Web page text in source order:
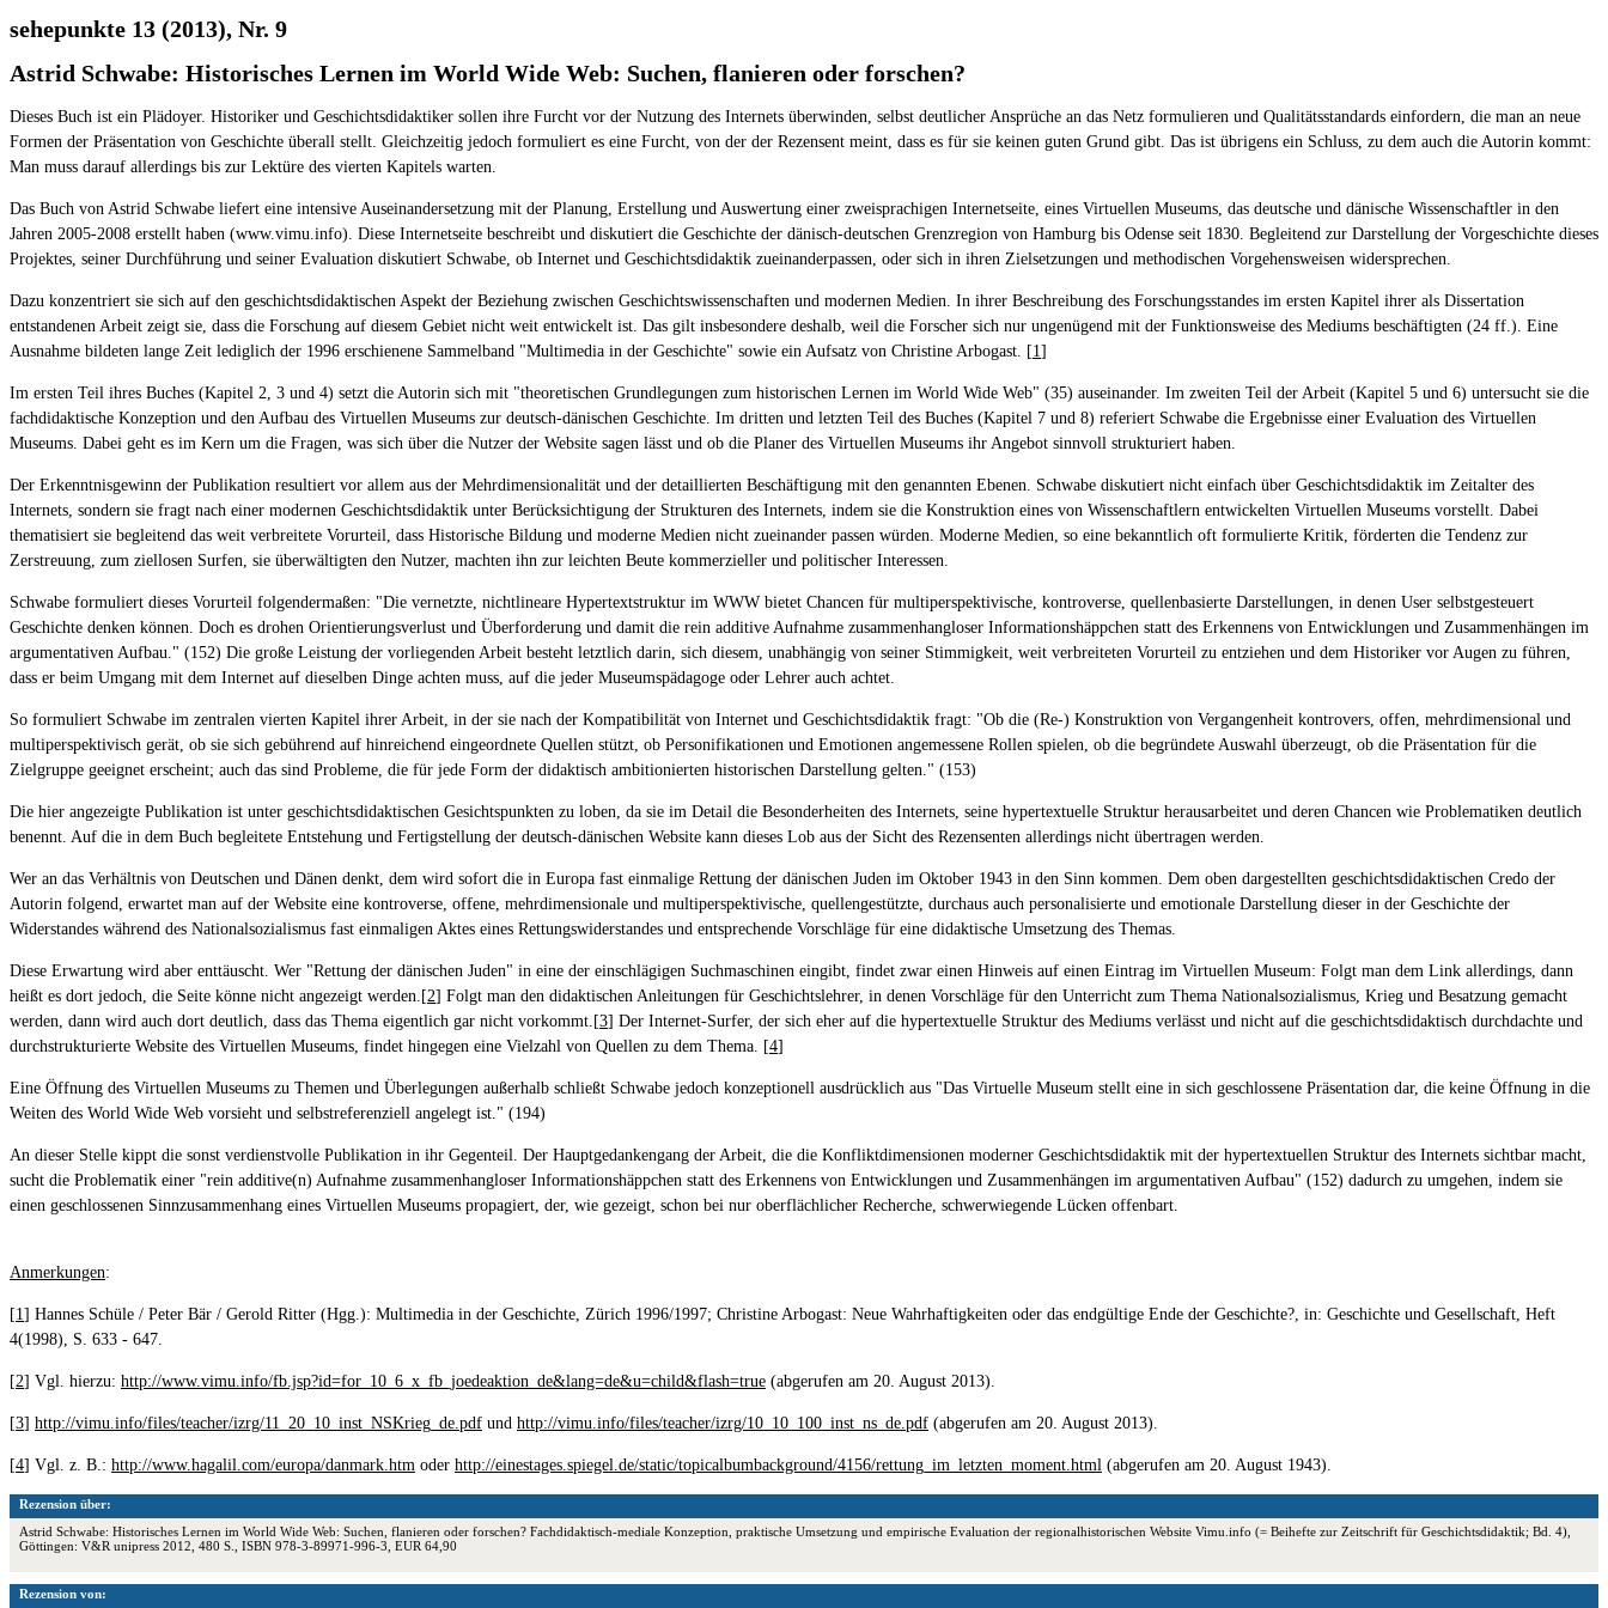
sehepunkte 13 (2013), Nr. 9
Astrid Schwabe: Historisches Lernen im World Wide Web: Suchen, flanieren oder forschen?
Dieses Buch ist ein Plädoyer. Historiker und Geschichtsdidaktiker sollen ihre Furcht vor der Nutzung des Internets überwinden, selbst deutlicher Ansprüche an das Netz formulieren und Qualitätsstandards einfordern, die man an neue
Formen der Präsentation von Geschichte überall stellt. Gleichzeitig jedoch formuliert es eine Furcht, von der der Rezensent meint, dass es für sie keinen guten Grund gibt. Das ist übrigens ein Schluss, zu dem auch die Autorin kommt:
Man muss darauf allerdings bis zur Lektüre des vierten Kapitels warten.
Das Buch von Astrid Schwabe liefert eine intensive Auseinandersetzung mit der Planung, Erstellung und Auswertung einer zweisprachigen Internetseite, eines Virtuellen Museums, das deutsche und dänische Wissenschaftler in den
Jahren 2005-2008 erstellt haben (www.vimu.info). Diese Internetseite beschreibt und diskutiert die Geschichte der dänisch-deutschen Grenzregion von Hamburg bis Odense seit 1830. Begleitend zur Darstellung der Vorgeschichte dieses
Projektes, seiner Durchführung und seiner Evaluation diskutiert Schwabe, ob Internet und Geschichtsdidaktik zueinanderpassen, oder sich in ihren Zielsetzungen und methodischen Vorgehensweisen widersprechen.
Dazu konzentriert sie sich auf den geschichtsdidaktischen Aspekt der Beziehung zwischen Geschichtswissenschaften und modernen Medien. In ihrer Beschreibung des Forschungsstandes im ersten Kapitel ihrer als Dissertation
entstandenen Arbeit zeigt sie, dass die Forschung auf diesem Gebiet nicht weit entwickelt ist. Das gilt insbesondere deshalb, weil die Forscher sich nur ungenügend mit der Funktionsweise des Mediums beschäftigten (24 ff.). Eine
Ausnahme bildeten lange Zeit lediglich der 1996 erschienene Sammelband "Multimedia in der Geschichte" sowie ein Aufsatz von Christine Arbogast. [1 ]
Im ersten Teil ihres Buches (Kapitel 2, 3 und 4) setzt die Autorin sich mit "theoretischen Grundlegungen zum historischen Lernen im World Wide Web" (35) auseinander. Im zweiten Teil der Arbeit (Kapitel 5 und 6) untersucht sie die
fachdidaktische Konzeption und den Aufbau des Virtuellen Museums zur deutsch-dänischen Geschichte. Im dritten und letzten Teil des Buches (Kapitel 7 und 8) referiert Schwabe die Ergebnisse einer Evaluation des Virtuellen
Museums. Dabei geht es im Kern um die Fragen, was sich über die Nutzer der Website sagen lässt und ob die Planer des Virtuellen Museums ihr Angebot sinnvoll strukturiert haben.
Der Erkenntnisgewinn der Publikation resultiert vor allem aus der Mehrdimensionalität und der detaillierten Beschäftigung mit den genannten Ebenen. Schwabe diskutiert nicht einfach über Geschichtsdidaktik im Zeitalter des
Internets, sondern sie fragt nach einer modernen Geschichtsdidaktik unter Berücksichtigung der Strukturen des Internets, indem sie die Konstruktion eines von Wissenschaftlern entwickelten Virtuellen Museums vorstellt. Dabei
thematisiert sie begleitend das weit verbreitete Vorurteil, dass Historische Bildung und moderne Medien nicht zueinander passen würden. Moderne Medien, so eine bekanntlich oft formulierte Kritik, förderten die Tendenz zur
Zerstreuung, zum ziellosen Surfen, sie überwältigten den Nutzer, machten ihn zur leichten Beute kommerzieller und politischer Interessen.
Schwabe formuliert dieses Vorurteil folgendermaßen: "Die vernetzte, nichtlineare Hypertextstruktur im WWW bietet Chancen für multiperspektivische, kontroverse, quellenbasierte Darstellungen, in denen User selbstgesteuert
Geschichte denken können. Doch es drohen Orientierungsverlust und Überforderung und damit die rein additive Aufnahme zusammenhangloser Informationshäppchen statt des Erkennens von Entwicklungen und Zusammenhängen im
argumentativen Aufbau." (152) Die große Leistung der vorliegenden Arbeit besteht letztlich darin, sich diesem, unabhängig von seiner Stimmigkeit, weit verbreiteten Vorurteil zu entziehen und dem Historiker vor Augen zu führen,
dass er beim Umgang mit dem Internet auf dieselben Dinge achten muss, auf die jeder Museumspädagoge oder Lehrer auch achtet.
So formuliert Schwabe im zentralen vierten Kapitel ihrer Arbeit, in der sie nach der Kompatibilität von Internet und Geschichtsdidaktik fragt: "Ob die (Re-) Konstruktion von Vergangenheit kontrovers, offen, mehrdimensional und
multiperspektivisch gerät, ob sie sich gebührend auf hinreichend eingeordnete Quellen stützt, ob Personifikationen und Emotionen angemessene Rollen spielen, ob die begründete Auswahl überzeugt, ob die Präsentation für die
Zielgruppe geeignet erscheint; auch das sind Probleme, die für jede Form der didaktisch ambitionierten historischen Darstellung gelten." (153)
Die hier angezeigte Publikation ist unter geschichtsdidaktischen Gesichtspunkten zu loben, da sie im Detail die Besonderheiten des Internets, seine hypertextuelle Struktur herausarbeitet und deren Chancen wie Problematiken deutlich
benennt. Auf die in dem Buch begleitete Entstehung und Fertigstellung der deutsch-dänischen Website kann dieses Lob aus der Sicht des Rezensenten allerdings nicht übertragen werden.
Wer an das Verhältnis von Deutschen und Dänen denkt, dem wird sofort die in Europa fast einmalige Rettung der dänischen Juden im Oktober 1943 in den Sinn kommen. Dem oben dargestellten geschichtsdidaktischen Credo der
Autorin folgend, erwartet man auf der Website eine kontroverse, offene, mehrdimensionale und multiperspektivische, quellengestützte, durchaus auch personalisierte und emotionale Darstellung dieser in der Geschichte der
Widerstandes während des Nationalsozialismus fast einmaligen Aktes eines Rettungswiderstandes und entsprechende Vorschläge für eine didaktische Umsetzung des Themas.
Diese Erwartung wird aber enttäuscht. Wer "Rettung der dänischen Juden" in eine der einschlägigen Suchmaschinen eingibt, findet zwar einen Hinweis auf einen Eintrag im Virtuellen Museum: Folgt man dem Link allerdings, dann
heißt es dort jedoch, die Seite könne nicht angezeigt werden.[2] Folgt man den didaktischen Anleitungen für Geschichtslehrer, in denen Vorschläge für den Unterricht zum Thema Nationalsozialismus, Krieg und Besatzung gemacht
werden, dann wird auch dort deutlich, dass das Thema eigentlich gar nicht vorkommt.[3] Der Internet-Surfer, der sich eher auf die hypertextuelle Struktur des Mediums verlässt und nicht auf die geschichtsdidaktisch durchdachte und
durchstrukturierte Website des Virtuellen Museums, findet hingegen eine Vielzahl von Quellen zu dem Thema. [4]
Eine Öffnung des Virtuellen Museums zu Themen und Überlegungen außerhalb schließt Schwabe jedoch konzeptionell ausdrücklich aus "Das Virtuelle Museum stellt eine in sich geschlossene Präsentation dar, die keine Öffnung in die
Weiten des World Wide Web vorsieht und selbstreferenziell angelegt ist." (194)
An dieser Stelle kippt die sonst verdienstvolle Publikation in ihr Gegenteil. Der Hauptgedankengang der Arbeit, die die Konfliktdimensionen moderner Geschichtsdidaktik mit der hypertextuellen Struktur des Internets sichtbar macht,
sucht die Problematik einer "rein additive(n) Aufnahme zusammenhangloser Informationshäppchen statt des Erkennens von Entwicklungen und Zusammenhängen im argumentativen Aufbau" (152) dadurch zu umgehen, indem sie
einen geschlossenen Sinnzusammenhang eines Virtuellen Museums propagiert, der, wie gezeigt, schon bei nur oberflächlicher Recherche, schwerwiegende Lücken offenbart.
Anmerkungen:
[1 ] Hannes Schüle / Peter Bär / Gerold Ritter (Hgg.): Multimedia in der Geschichte, Zürich 1996/1997; Christine Arbogast: Neue Wahrhaftigkeiten oder das endgültige Ende der Geschichte?, in: Geschichte und Gesellschaft, Heft
4(1998), S. 633 - 647.
[2] Vgl. hierzu: http://www.vimu.info/fb.jsp?id=for_10_6_x_fb_joedeaktion_de&lang=de&u=child&flash=true (abgerufen am 20. August 2013).
[3] http://vimu.info/files/teacher/izrg/11_20_10_inst_NSKrieg_de.pdf und http://vimu.info/files/teacher/izrg/10_10_100_inst_ns_de.pdf (abgerufen am 20. August 2013).
[4] Vgl. z. B.: http://www.hagalil.com/europa/danmark.htm oder http://einestages.spiegel.de/static/topicalbumbackground/4156/rettung_im_letzten_moment.html (abgerufen am 20. August 1943).
Rezension über:
Astrid Schwabe: Historisches Lernen im World Wide Web: Suchen, flanieren oder forschen? Fachdidaktisch-mediale Konzeption, praktische Umsetzung und empirische Evaluation der regionalhistorischen Website Vimu.info (= Beihefte zur Zeitschrift für Geschichtsdidaktik; Bd. 4),
Göttingen: V&R unipress 2012, 480 S., ISBN 978-3-89971-996-3, EUR 64,90
Rezension von: